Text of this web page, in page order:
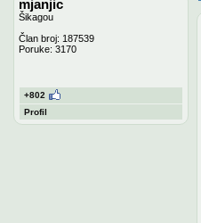
mjanjic
Šikagou
Član broj: 187539
Poruke: 3170
+802
Profil